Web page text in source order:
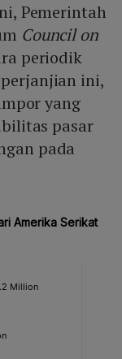
Pemerintah
Council on
periodik
ini,
yang
pasar
pada